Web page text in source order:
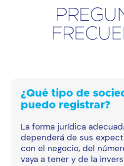
¿Qué tipo de
puedo registrar?
La forma jurídica
dependerá de sus
con el negocio, del
vaya a tener y de la